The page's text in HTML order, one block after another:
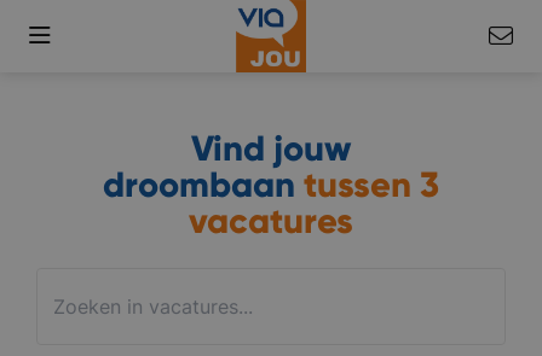
Vind jouw
droombaan tussen 3
vacatures